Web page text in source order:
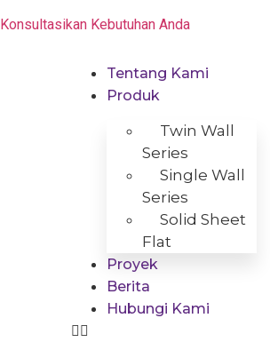
Konsultasikan Kebutuhan Anda
Tentang Kami
Produk
Twin Wall
Series
Single Wall
Series
Solid Sheet
Flat
Proyek
Berita
Hubungi Kami